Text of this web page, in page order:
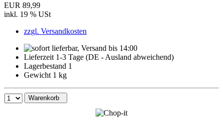
EUR 89,99
inkl. 19 % USt
zzgl. Versandkosten
Lieferzeit 1-3 Tage (DE - Ausland abweichend)
Lagerbestand 1
Gewicht 1 kg
Warenkorb